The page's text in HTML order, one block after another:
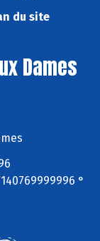
du site
Dames
°